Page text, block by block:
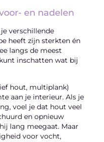
en nadelen
verschillende
heeft zijn sterkten én
langs de meest
inschatten wat bij
hout, multiplank)
aan je interieur. Als je
voel je dat hout veel
en opnieuw
lang meegaat. Maar
voor vocht,